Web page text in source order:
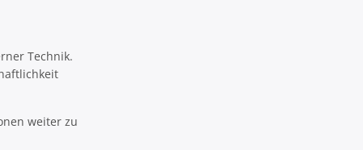
Technik.
weiter zu